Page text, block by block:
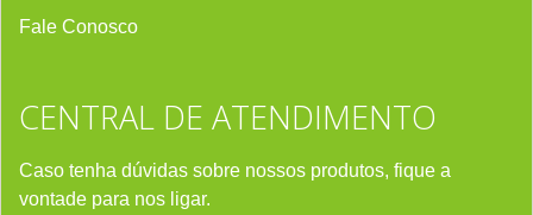
Fale Conosco
CENTRAL DE ATENDIMENTO
Caso tenha dúvidas sobre nossos produtos, fique a
vontade para nos ligar.